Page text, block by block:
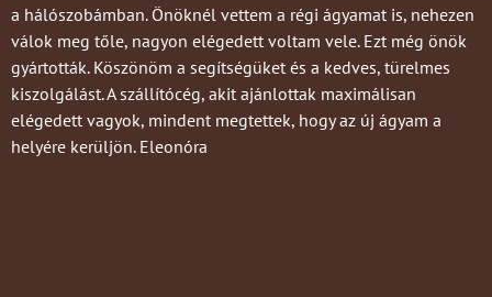
a hálószobámban. Önöknél vettem a régi ágyamat is, nehezen
válok meg tőle, nagyon elégedett voltam vele. Ezt még önök
gyártották. Köszönöm a segítségüket és a kedves, türelmes
kiszolgálást. A szállítócég, akit ajánlottak maximálisan
elégedett vagyok, mindent megtettek, hogy az új ágyam a
helyére kerüljön. Eleonóra